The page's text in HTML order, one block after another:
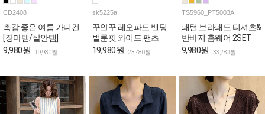
CD2408
촉감 좋은 여름 가디건
[장마템/살안템]
9,980원 19,980원
sk5225a
꾸안꾸 레오파드 밴딩
벌룬핏 와이드 팬츠
19,980원 23,480원
TS5960_PT5003A
패턴 브라패드 티셔츠&
반바지 홈웨어 2SET
9,980원 33,280원